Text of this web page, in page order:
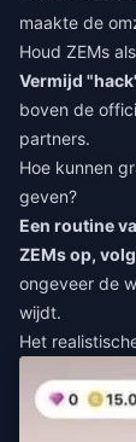
maakte de
Houd ZEMs
Vermijd
boven de
partners.
Hoe kunnen
geven?
Een routine
ZEMs op,
ongeveer de
wijdt.
Het